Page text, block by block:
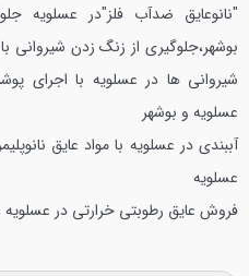
"نانوعایق ضدآب فلز"در عسلویه
بوشهر،جلوگیری از زنگ زدن شیروانی
شیروانی ها در عسلویه با اجرای
عسلویه و بوشهر
آببندی در عسلویه با مواد عایق
عسلویه
فروش عایق رطوبتی خرارتی در عسلویه